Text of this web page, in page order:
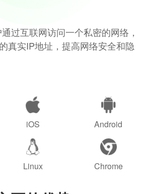
过互联网访问一个私密的网络，
真实IP地址，提高网络安全和隐
iOS Android
Linux Chrome